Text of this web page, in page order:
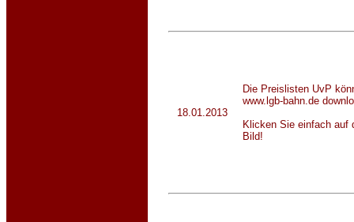
18.01.2013
Die Preislisten UvP
www.lgb-bahn.de
Klicken Sie einfach auf